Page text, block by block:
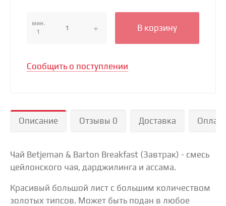
мин.
1
В корзину
Сообщить о поступлении
Описание Отзывы 0 Доставка Оплата
Чай Вetjeman & Barton Breakfast (Завтрак) - смесь
цейлонского чая, дарджилинга и ассама.
Красивый большой лист с большим количеством
золотых типсов. Может быть подан в любое